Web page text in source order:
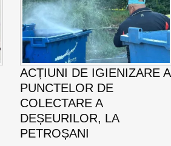
ACȚIUNI DE IGIENIZARE A
PUNCTELOR DE
COLECTARE A
DEȘEURILOR, LA
PETROȘANI